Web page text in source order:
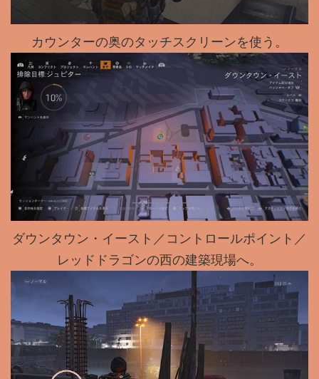
カウンターの奥のタッチスクリーンを使う。
ダウンタウン・イースト／コントロールポイント／
レッドドラゴンの西の建築現場へ。